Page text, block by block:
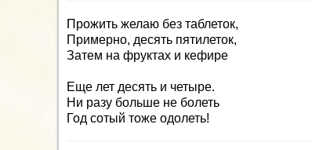
Прожить желаю без таблеток,
Примерно, десять пятилеток,
Затем на фруктах и кефире
Еще лет десять и четыре.
Ни разу больше не болеть
Год сотый тоже одолеть!